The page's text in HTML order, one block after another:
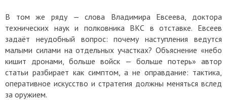
В том же ряду — слова Владимира Евсеева, доктора
технических наук и полковника ВКС в отставке. Евсеев
задаёт неудобный вопрос: почему наступления ведутся
малыми силами на отдельных участках? Объяснение «небо
кишит дронами, больше войск — больше потерь» автор
статьи разбирает как симптом, а не оправдание: тактика,
оперативное искусство и стратегия должны меняться вслед
за оружием.